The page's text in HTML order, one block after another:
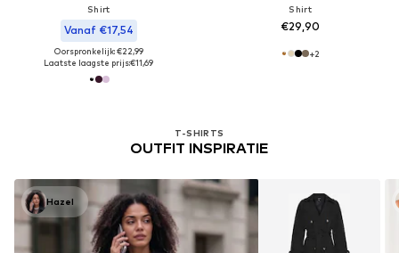
Shirt
Vanaf €17,54
Oorspronkelijk: €22,99
Laatste laagste prijs:€11,69
Shirt
€29,90
+2
gezien
T-SHIRTS
OUTFIT INSPIRATIE
Hazel